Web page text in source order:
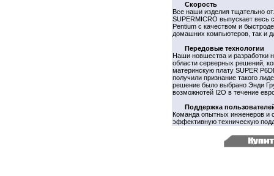
Скорость
Все наши изделия тщательно
SUPERMICRO выпускает весь
Pentium с качеством и
домашних компьютеров, так и
Передовые технологии
Наши новшества и разработки
области серверных решений,
материнскую плату SUPER
получили признание такого
решение было выбрано Энди
возможнотей I2O в течение
Поддержка
Команда опытных инженеров и
эффективную техническую